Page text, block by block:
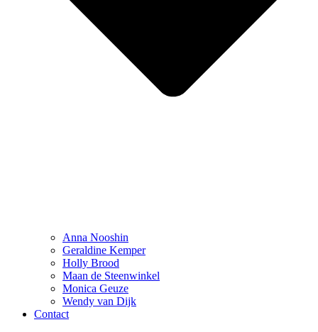
Anna Nooshin
Geraldine Kemper
Holly Brood
Maan de Steenwinkel
Monica Geuze
Wendy van Dijk
Contact